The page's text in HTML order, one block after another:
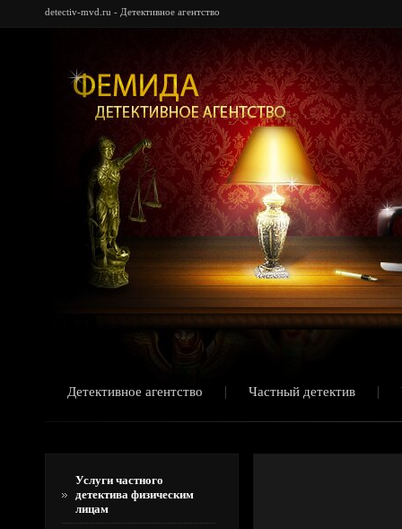
detectiv-mvd.ru - Детективное агентство
Детективное агентство Частный детектив
Услуги частного
детектива физическим
лицам